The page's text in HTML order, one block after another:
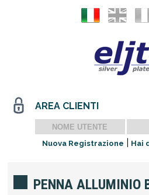
AREA CLIENTI
Nuova Registrazione Hai
PENNA ALLUMINIO